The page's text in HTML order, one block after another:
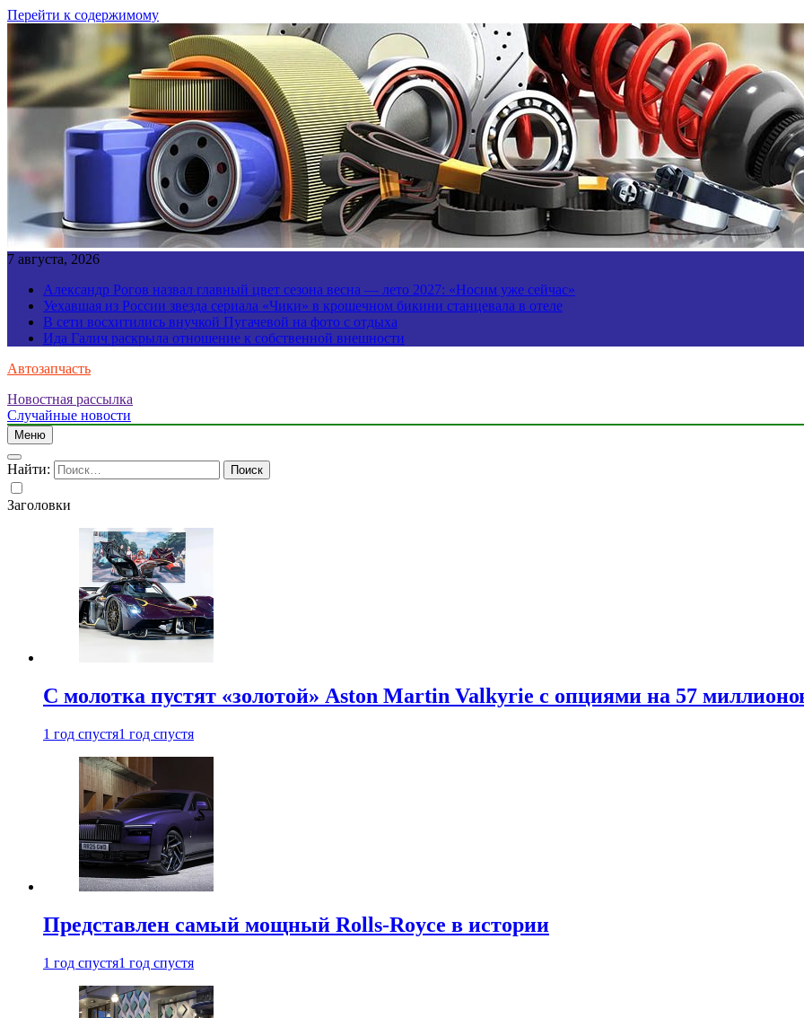
Перейти к содержимому
7 августа, 2026
Александр Рогов назвал главный цвет сезона весна — лето 2027: «Носим уже сейчас»
Уехавшая из России звезда сериала «Чики» в крошечном бикини станцевала в отеле
В сети восхитились внучкой Пугачевой на фото с отдыха
Ида Галич раскрыла отношение к собственной внешности
Автозапчасть
Новостная рассылка
Случайные новости
Меню
Найти:
Заголовки
С молотка пустят «золотой» Aston Martin Valkyrie с опциями на 57
1 год спустя1 год спустя
Представлен самый мощный Rolls-Royce в истории
1 год спустя1 год спустя